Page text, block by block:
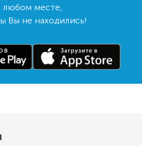
любом месте,
Вы не находились!